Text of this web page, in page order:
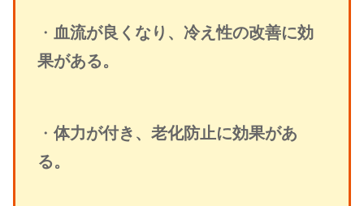
・ 血流が良くなり、冷え性の改善に効
果がある。
・ 体力が付き、老化防止に効果があ
る。